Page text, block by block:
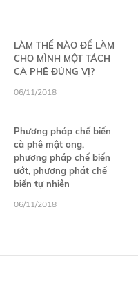
LÀM THẾ NÀO ĐỂ LÀM
CHO MÌNH MỘT TÁCH
CÀ PHÊ ĐÚNG VỊ?
06/11/2018
Phương pháp chế biến
cà phê mật ong,
phương pháp chế biến
ướt, phương phát chế
biến tự nhiên
06/11/2018